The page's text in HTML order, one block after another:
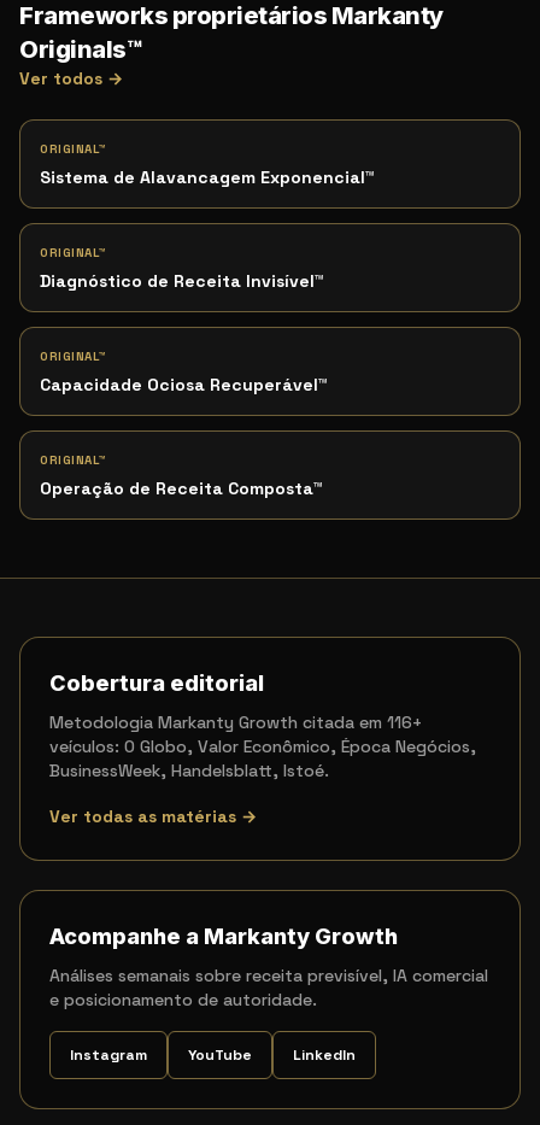
Frameworks proprietários Markanty
Originals™
Ver todos →
ORIGINAL™
Sistema de Alavancagem Exponencial™
ORIGINAL™
Diagnóstico de Receita Invisível™
ORIGINAL™
Capacidade Ociosa Recuperável™
ORIGINAL™
Operação de Receita Composta™
Cobertura editorial
Metodologia Markanty Growth citada em 116+
veículos: O Globo, Valor Econômico, Época Negócios,
BusinessWeek, Handelsblatt, Istoé.
Ver todas as matérias →
Acompanhe a Markanty Growth
Análises semanais sobre receita previsível, IA comercial
e posicionamento de autoridade.
Instagram YouTube LinkedIn